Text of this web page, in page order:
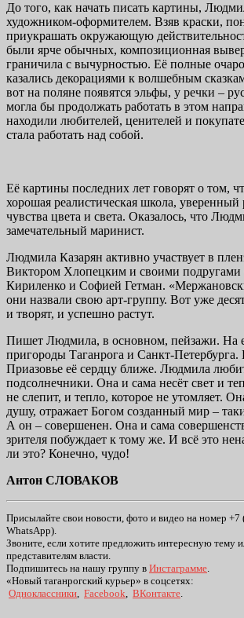
До того, как начать писать картины,
художником-оформителем. Взяв краски,
приукрашать окружающую
были ярче обычных, композиционная
граничила с вычурностью. Её полные
казались декорациями к волшебным
вот на поляне появятся эльфы, у речки –
могла бы продолжать работать в этом
находили любителей, ценителей и
стала работать над собой.
Её картины последних лет говорят о том,
хорошая реалистическая школа, уверенный
чувства цвета и света. Оказалось, что
замечательный маринист.
Людмила Казарян активно участвует в
Виктором Хлопецким и своими подругами
Кириленко и Софией Гетман.
они назвали свою арт-группу. Вот уже
и творят, и успешно растут.
Пишет Людмила, в основном, пейзажи. На
пригороды Таганрога и Санкт-Петербурга.
Приазовье её сердцу ближе. Людмила
подсолнечники. Она и сама несёт свет и
не слепит, и тепло, которое не утомляет.
душу, отражает Богом созданный мир –
А он – совершенен. Она и сама
зрителя побуждает к тому же. И всё это
ли это? Конечно, чудо!
Антон СЛОВАКОВ
Присылайте свои новости, фото и видео на номер
WhatsApp).
Звоните, если хотите предложить интересную тему
представителям власти.
Подпишитесь на нашу группу в Инстаграмме.
«Новый таганрогский курьер» в соцсетях:
Одноклассники, Facebook, ВКонтакте.